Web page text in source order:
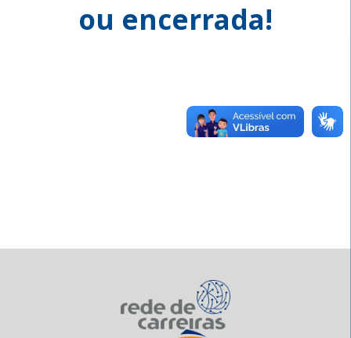
ou encerrada!